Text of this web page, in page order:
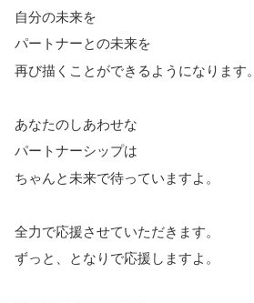
自分の未来を
パートナーとの未来を
再び描くことができるようになります。
あなたのしあわせな
パートナーシップは
ちゃんと未来で待っていますよ。
全力で応援させていただきます。
ずっと、となりで応援しますよ。